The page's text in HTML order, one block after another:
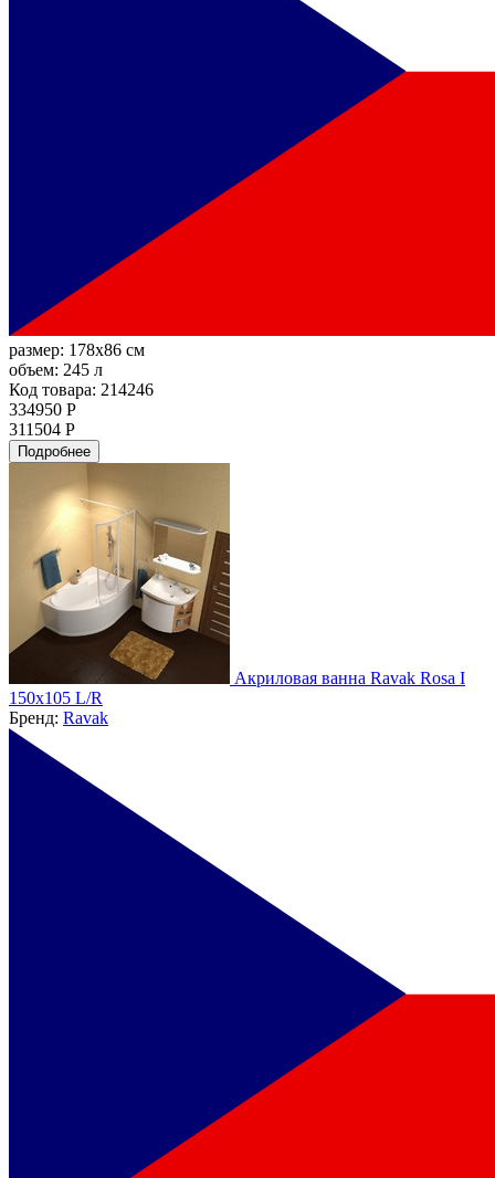
размер: 178x86 см
объем: 245 л
Код товара: 214246
334950 Р
311504 Р
Подробнее
Акриловая ванна Ravak Rosa I
150x105 L/R
Бренд: Ravak